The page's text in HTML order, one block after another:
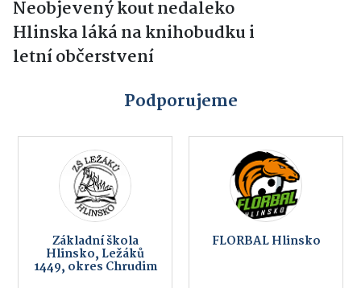
Neobjevený kout nedaleko
Hlinska láká na knihobudku i
letní občerstvení
Podporujeme
Základní škola
Hlinsko, Ležáků
1449, okres Chrudim
FLORBAL Hlinsko